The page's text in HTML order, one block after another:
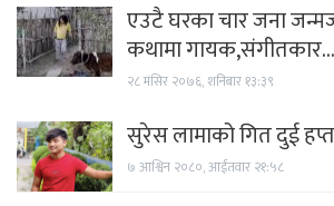
एउटै घरका चार जना
कथामा गायक,संगीतकार…
२८ मंसिर २०७६, शनिबार १३:३९
सुरेस लामाको गित दुई
७ आश्विन २०८०, आईतवार २१:५८